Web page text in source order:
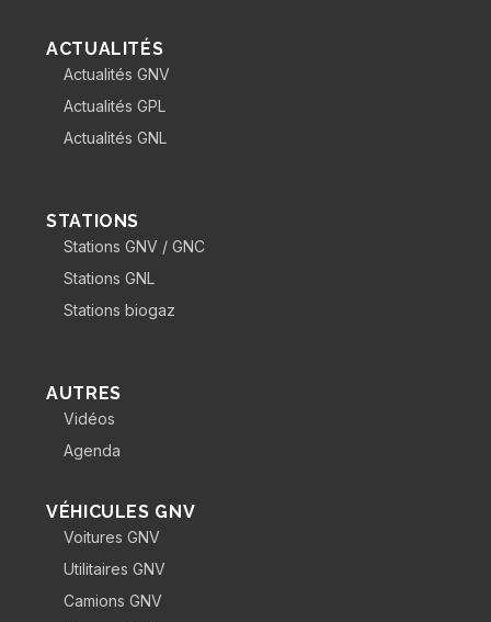
ACTUALITÉS
Actualités GNV
Actualités GPL
Actualités GNL
STATIONS
Stations GNV / GNC
Stations GNL
Stations biogaz
AUTRES
Vidéos
Agenda
VÉHICULES GNV
Voitures GNV
Utilitaires GNV
Camions GNV